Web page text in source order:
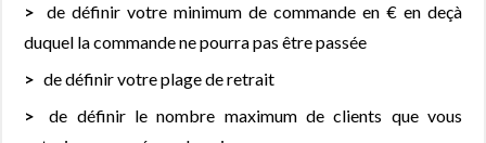
de définir votre minimum de commande en € en deçà
duquel la commande ne pourra pas être passée
de définir votre plage de retrait
de définir le nombre maximum de clients que vous